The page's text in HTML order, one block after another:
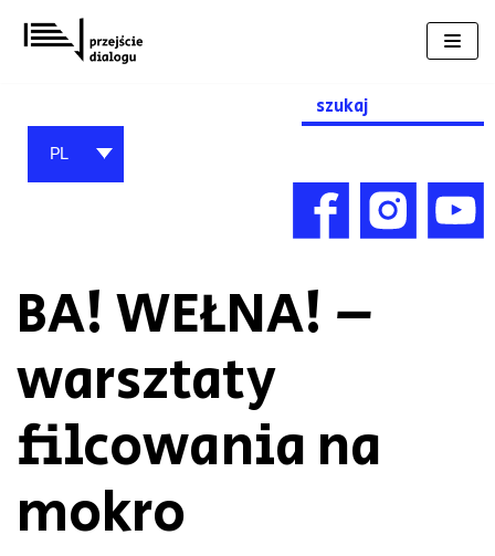
Przejdź
do
Search
for:
PL
BA! WEŁNA! –
warsztaty
filcowania na
mokro